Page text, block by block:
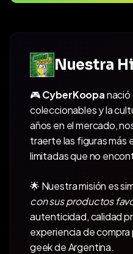
Nuestra
🎮CyberKoopanació
coleccionables y la
años en el mercado,
traerte las figuras más
limitadas que no
🌟 Nuestra misión es
con sus productos
autenticidad, calidad
experiencia de
geek de Argentina.